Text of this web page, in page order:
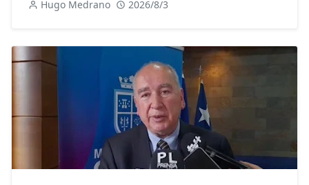
Hugo Medrano 2026/8/3